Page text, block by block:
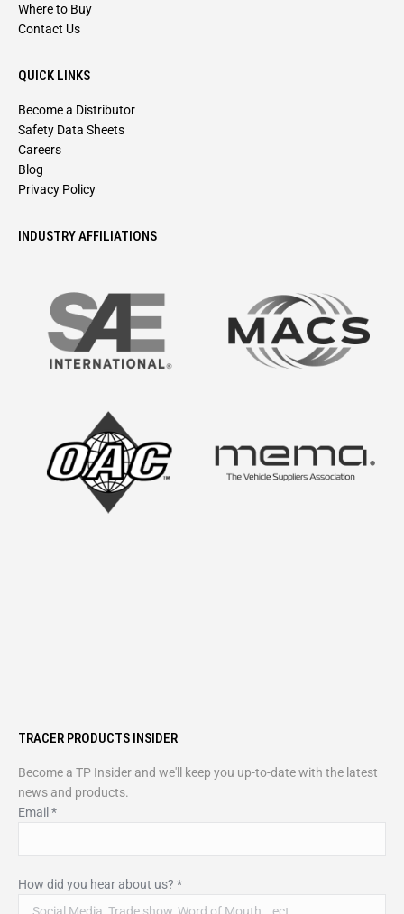
Where to Buy
Contact Us
QUICK LINKS
Become a Distributor
Safety Data Sheets
Careers
Blog
Privacy Policy
INDUSTRY AFFILIATIONS
TRACER PRODUCTS INSIDER
Become a TP Insider and we'll keep you up-to-date with the latest
news and products.
Email *
How did you hear about us? *